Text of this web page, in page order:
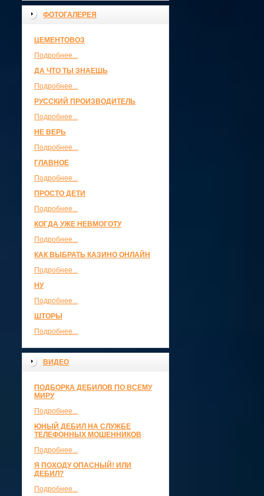
ФОТОГАЛЕРЕЯ
ЦЕМЕНТОВОЗ
Подробнее...
ДА ЧТО ТЫ ЗНАЕШЬ
Подробнее...
РУССКИЙ ПРОИЗВОДИТЕЛЬ
Подробнее...
НЕ ВЕРЬ
Подробнее...
ГЛАВНОЕ
Подробнее...
ПРОСТО ДЕТИ
Подробнее...
КОГДА УЖЕ НЕВМОГОТУ
Подробнее...
КАК ВЫБРАТЬ КАЗИНО ОНЛАЙН
Подробнее...
НУ
Подробнее...
ШТОРЫ
Подробнее...
ВИДЕО
ПОДБОРКА ДЕБИЛОВ ПО ВСЕМУ
МИРУ
Подробнее...
ЮНЫЙ ДЕБИЛ НА СЛУЖБЕ
ТЕЛЕФОННЫХ МОШЕННИКОВ
Подробнее...
Я ПОХОДУ ОПАСНЫЙ! ИЛИ
ДЕБИЛ?
Подробнее...